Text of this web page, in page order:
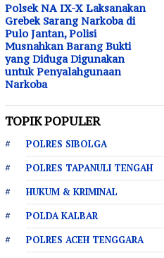
Polsek NA IX-X Laksanakan
Grebek Sarang Narkoba di
Pulo Jantan, Polisi
Musnahkan Barang Bukti
yang Diduga Digunakan
untuk Penyalahgunaan
Narkoba
TOPIK POPULER
POLRES SIBOLGA
POLRES TAPANULI TENGAH
HUKUM & KRIMINAL
POLDA KALBAR
POLRES ACEH TENGGARA